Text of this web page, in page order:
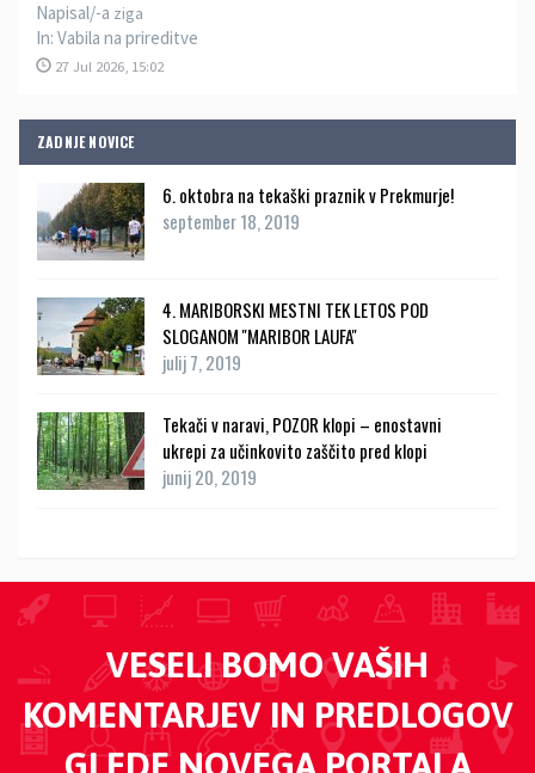
Napisal/-a ziga
In: Vabila na prireditve
27 Jul 2026, 15:02
ZADNJE NOVICE
6. oktobra na tekaški praznik v Prekmurje!
september 18, 2019
4. MARIBORSKI MESTNI TEK LETOS POD
SLOGANOM ''MARIBOR LAUFA''
julij 7, 2019
Tekači v naravi, POZOR klopi – enostavni
ukrepi za učinkovito zaščito pred klopi
junij 20, 2019
VESELI BOMO VAŠIH
KOMENTARJEV IN PREDLOGOV
GLEDE NOVEGA PORTALA